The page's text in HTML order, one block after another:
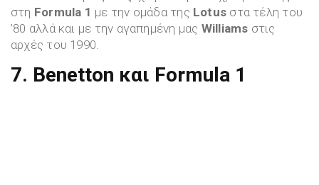
στη Formula 1 με την ομάδα της Lotus στα τέλη του
’80 αλλά και με την αγαπημένη μας Williams στις
αρχές του 1990.
7. Benetton και Formula 1